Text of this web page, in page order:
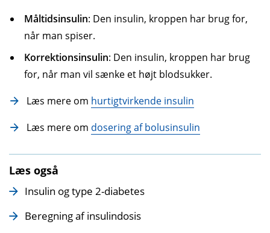
Måltidsinsulin: Den insulin, kroppen har brug for,
når man spiser.
Korrektionsinsulin: Den insulin, kroppen har brug
for, når man vil sænke et højt blodsukker.
Læs mere om hurtigtvirkende insulin
Læs mere om dosering af bolusinsulin
Læs også
Insulin og type 2-diabetes
Beregning af insulindosis